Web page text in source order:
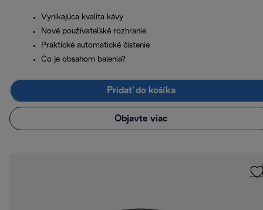
Vynikajúca kvalita kávy
Nové používateľské rozhranie
Praktické automatické čistenie
Čo je obsahom balenia?
Pridať do košíka
Objavte viac